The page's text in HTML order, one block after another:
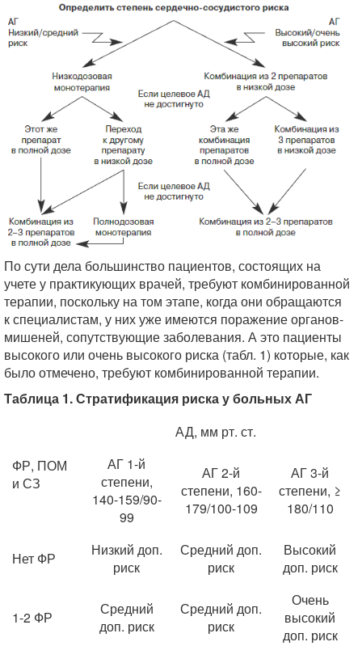
По сути дела большинство пациентов, состоящих на
учете у практикующих врачей, требуют комбинированной
терапии, поскольку на том этапе, когда они обращаются
к специалистам, у них уже имеются поражение органов-
мишеней, сопутствующие заболевания. А это пациенты
высокого или очень высокого риска (табл. 1) которые, как
было отмечено, требуют комбинированной терапии.
Таблица 1. Стратификация риска у больных АГ
ФР, ПОМ
и СЗ
АД, мм рт. ст.
АГ 1-й
степени,
140-159/90-
99
АГ 2-й
степени, 160-
179/100-109
АГ 3-й
степени, ≥
180/110
Нет ФР
Низкий доп.
риск
Средний доп.
риск
Высокий
доп. риск
1-2 ФР
Средний
доп. риск
Средний доп.
риск
Очень
высокий
доп. риск